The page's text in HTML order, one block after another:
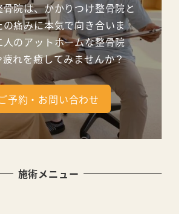
骨院は、かかりつけ整骨院と
の痛みに本気で向き合いま
のアットホームな整骨院
疲れを癒してみませんか？
予約・お問い合わせ
施術メニュー